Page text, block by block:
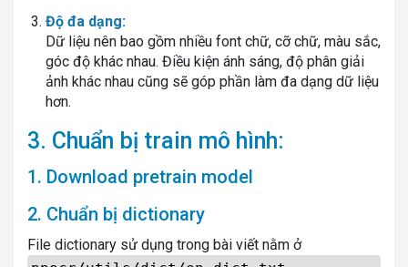
Độ đa dạng:
Dữ liệu nên bao gồm nhiều font chữ, cỡ chữ, màu sắc,
góc độ khác nhau. Điều kiện ánh sáng, độ phân giải
ảnh khác nhau cũng sẽ góp phần làm đa dạng dữ liệu
hơn.
3. Chuẩn bị train mô hình:
1. Download pretrain model
2. Chuẩn bị dictionary
File dictionary sử dụng trong bài viết nằm ở